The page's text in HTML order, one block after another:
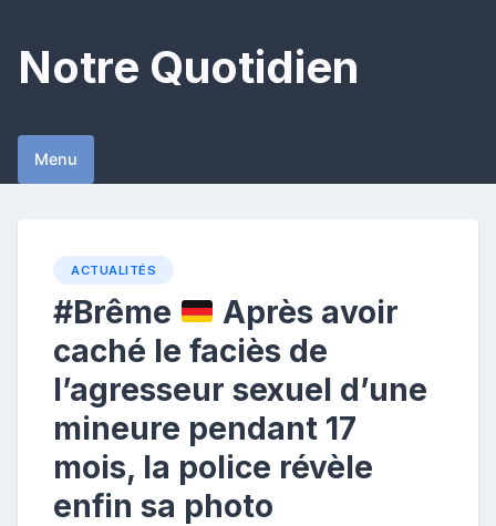
content
Notre Quotidien
Menu
ACTUALITÉS
#Brême
Après avoir
caché le faciès de
l’agresseur sexuel d’une
mineure pendant 17
mois, la police révèle
enfin sa photo